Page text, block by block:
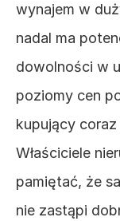
wynajem w
nadal ma
dowolności w
poziomy cen
kupujący
Właściciele
pamiętać, że
nie zastąpi